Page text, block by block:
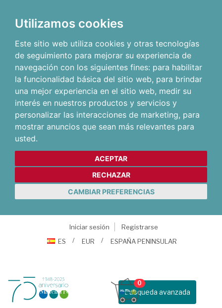
Utilizamos cookies
Este sitio web utiliza cookies y otras tecnologías
de seguimiento para mejorar su experiencia de
navegación con los siguientes fines: para habilitar
la funcionalidad básica del sitio web, para brindar
una mejor experiencia en el sitio web, medir su
interés en nuestros productos y servicios y
personalizar las interacciones de marketing, para
mostrar anuncios que sean más relevantes para
usted.
ACEPTAR
RECHAZAR
CAMBIAR PREFERENCIAS
Iniciar sesión
Registrarse
ES
EUR ESPAÑA PENINSULAR
Busqueda avanzada
0